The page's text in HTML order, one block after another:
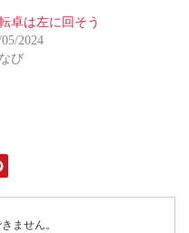
卓は左に回そう
2024
び
ません。